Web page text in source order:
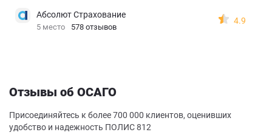
Абсолют Страхование
5 место 578 отзывов
4.9
Отзывы об ОСАГО
Присоединяйтесь к более 700 000 клиентов, оценивших
удобство и надежность ПОЛИС 812